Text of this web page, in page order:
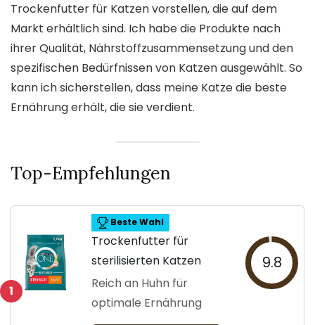
Trockenfutter für Katzen vorstellen, die auf dem
Markt erhältlich sind. Ich habe die Produkte nach
ihrer Qualität, Nährstoffzusammensetzung und den
spezifischen Bedürfnissen von Katzen ausgewählt. So
kann ich sicherstellen, dass meine Katze die beste
Ernährung erhält, die sie verdient.
Top-Empfehlungen
1
Beste Wahl
Trockenfutter für
sterilisierten Katzen
Reich an Huhn für
optimale Ernährung
9.8